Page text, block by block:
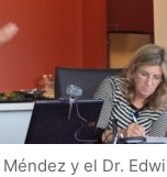
y el Dr.